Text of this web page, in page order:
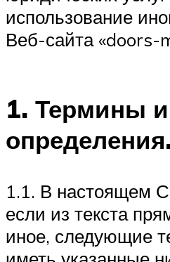
использование
Веб-сайта «doors-
1. Термины и
1.1. В настоящем
если из текста
иное, следующие